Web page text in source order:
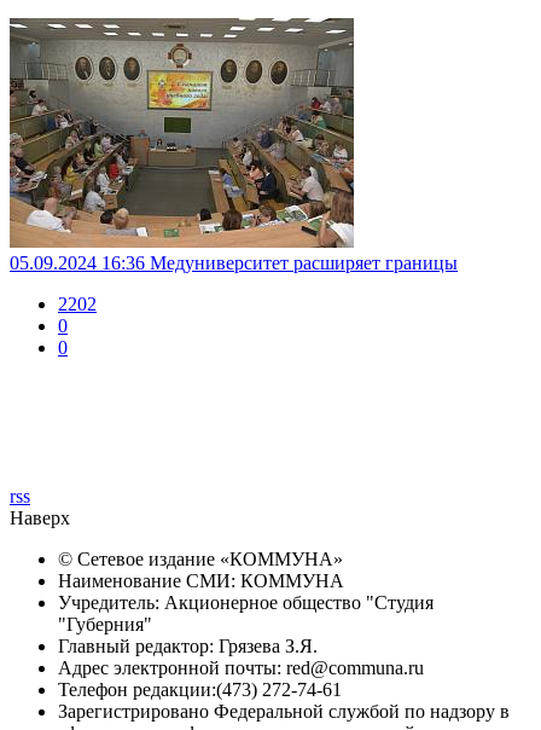
05.09.2024 16:36 Медуниверситет расширяет границы
2202
0
0
rss
Наверх
© Сетевое издание «КОММУНА»
Наименование СМИ: КОММУНА
Учредитель: Акционерное общество "Студия
"Губерния"
Главный редактор: Грязева З.Я.
Адрес электронной почты: red@communa.ru
Телефон редакции:(473) 272-74-61
Зарегистрировано Федеральной службой по надзору в